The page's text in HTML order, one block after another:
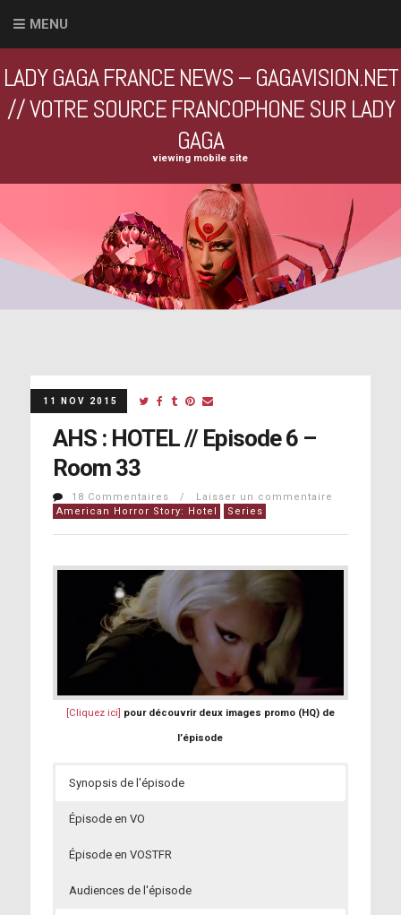
MENU
LADY GAGA FRANCE NEWS – GAGAVISION.NET
// VOTRE SOURCE FRANCOPHONE SUR LADY
GAGA
viewing mobile site
11 NOV 2015
AHS : HOTEL // Episode 6 –
Room 33
18 Commentaires / Laisser un commentaire
American Horror Story: Hotel
Series
[Cliquez ici] pour découvrir deux images promo (HQ) de
l’épisode
Synopsis de l'épisode
Épisode en VO
Épisode en VOSTFR
Audiences de l'épisode